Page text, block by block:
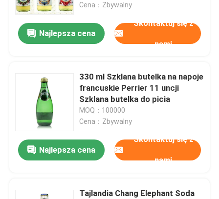
Dom
Cena：Zbywalny
Najlepsza cena
Skontaktuj się z
nami
330 ml Szklana butelka na napoje
francuskie Perrier 11 uncji
Szklana butelka do picia
MOQ：100000
Cena：Zbywalny
Najlepsza cena
Skontaktuj się z
nami
Tajlandia Chang Elephant Soda